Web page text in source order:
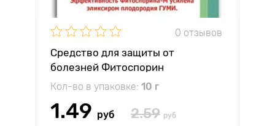
0 отзывов
Средство для защиты от
болезней Фитоспорин
Кол-во в упаковке: 10 г
1.49 руб 2.59 руб